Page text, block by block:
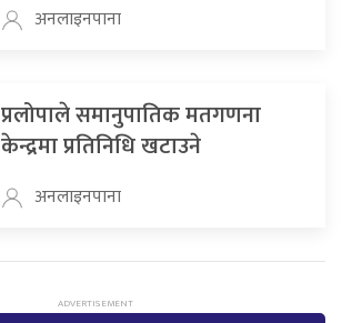
अनलाइनपाना
प्रलोपाले समानुपातिक मतगणना
केन्द्रमा प्रतिनिधि खटाउने
अनलाइनपाना